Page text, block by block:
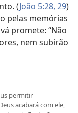
(João 5:28, 29)
pelas memórias
promete: “Não
nem subirão
permitir
acabará com ele,